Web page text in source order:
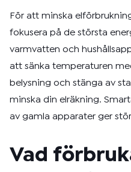
För att minska
fokusera på de största
varmvatten och
att sänka temperaturen
belysning och stänga av
minska din elräkning.
av gamla apparater ger
Vad